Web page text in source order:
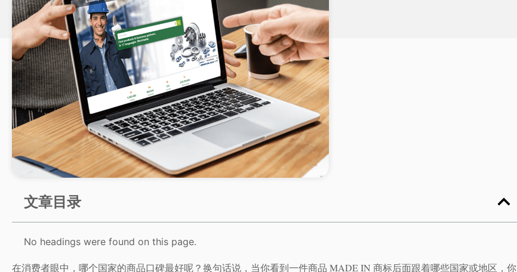
文章目录
No headings were found on this page.
在消费者眼中，哪个国家的商品口碑最好呢？换句话说，当你看到一件商品 MADE IN 商标后面跟着哪些国家或地区，你